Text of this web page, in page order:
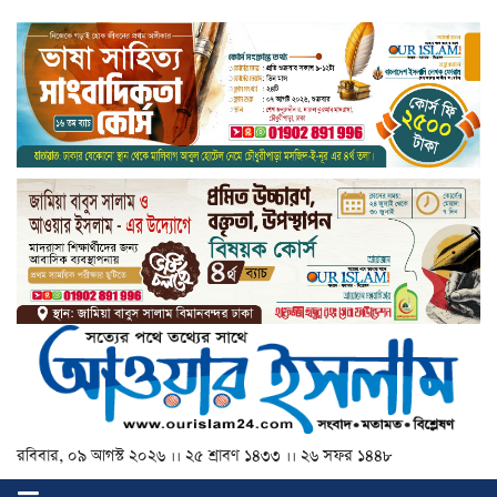
রবিবার, ০৯ আগস্ট ২০২৬ ।। ২৫ শ্রাবণ ১৪৩৩ ।। ২৬ সফর ১৪৪৮